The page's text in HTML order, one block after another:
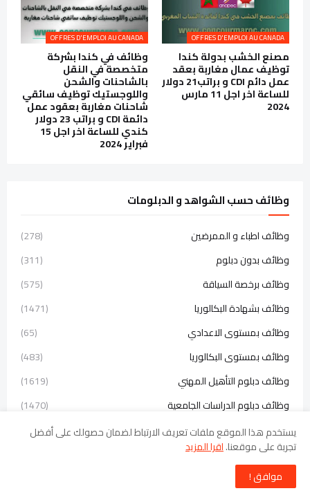
OFFRES D'EMPLOI AU CANADA
مصنع الخشب بدولة كندا
توظيف عمال مغاربة بعقد
عمل دائم CDI و براتب21 دولار
للساعة اخر اجل 11 مارس
2024
OFFRES D'EMPLOI AU CANADA
وظائف في كندا بشركة
متخصصة في النقل
بالشاحنات والشحن
واللوجستيك توظيف سائقي
شاحنات مغاربة بعقود عمل
دائمة CDI و براتب 23 دولار
كندي للساعة اخر اجل 15
فبراير 2024
وظائف حسب الشواهد و الدبلومات
وظائف اطباء و الممرضين
(278)
وظائف بدون دبلوم
(311)
وظائف برخصة السياقة
(575)
وظائف بشهادة البكالوريا
(1471)
وظائف بمستوى الاعدادي
(65)
وظائف بمستوى البكالوريا
(483)
وظائف دبلوم التأهيل المهني
(1619)
وظائف دبلوم الدراسات الجامعية
(1470)
وظائف دبلوم الدراسات العليا
(1673)
وظائف دبلوم تقني
وظائف دبلوم تقني العالي
يستخدم هذا الموقع ملفات تعريف الارتباط لضمان حصولك على أفضل
تجربة على موقعنا.اقرا المزيد
موافق !